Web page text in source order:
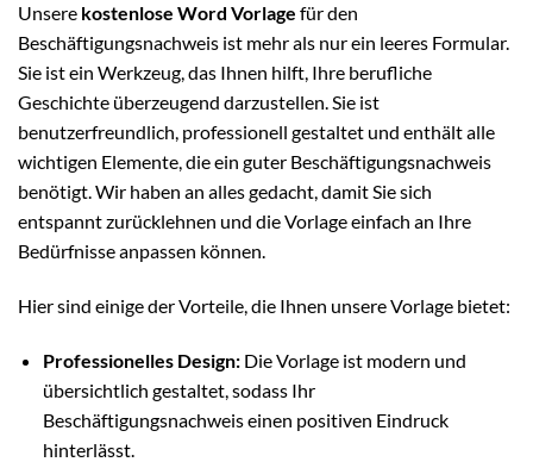
Unsere kostenlose Word Vorlage für den
Beschäftigungsnachweis ist mehr als nur ein leeres Formular.
Sie ist ein Werkzeug, das Ihnen hilft, Ihre berufliche
Geschichte überzeugend darzustellen. Sie ist
benutzerfreundlich, professionell gestaltet und enthält alle
wichtigen Elemente, die ein guter Beschäftigungsnachweis
benötigt. Wir haben an alles gedacht, damit Sie sich
entspannt zurücklehnen und die Vorlage einfach an Ihre
Bedürfnisse anpassen können.
Hier sind einige der Vorteile, die Ihnen unsere Vorlage bietet:
Professionelles Design:Die Vorlage ist modern und
übersichtlich gestaltet, sodass Ihr
Beschäftigungsnachweis einen positiven Eindruck
hinterlässt.